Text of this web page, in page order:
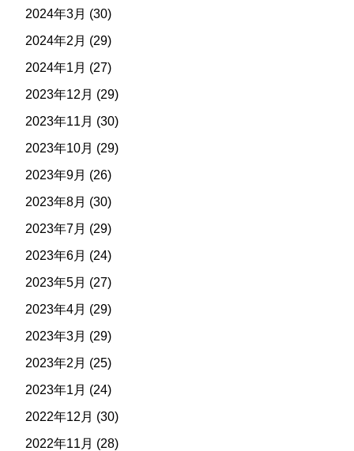
2024年3月 (30)
2024年2月 (29)
2024年1月 (27)
2023年12月 (29)
2023年11月 (30)
2023年10月 (29)
2023年9月 (26)
2023年8月 (30)
2023年7月 (29)
2023年6月 (24)
2023年5月 (27)
2023年4月 (29)
2023年3月 (29)
2023年2月 (25)
2023年1月 (24)
2022年12月 (30)
2022年11月 (28)